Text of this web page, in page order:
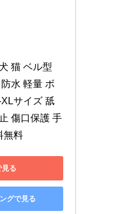
猫 ベル型
水 軽量 ボ
サイズ 舐
傷口保護 手
無料
る
グで見る